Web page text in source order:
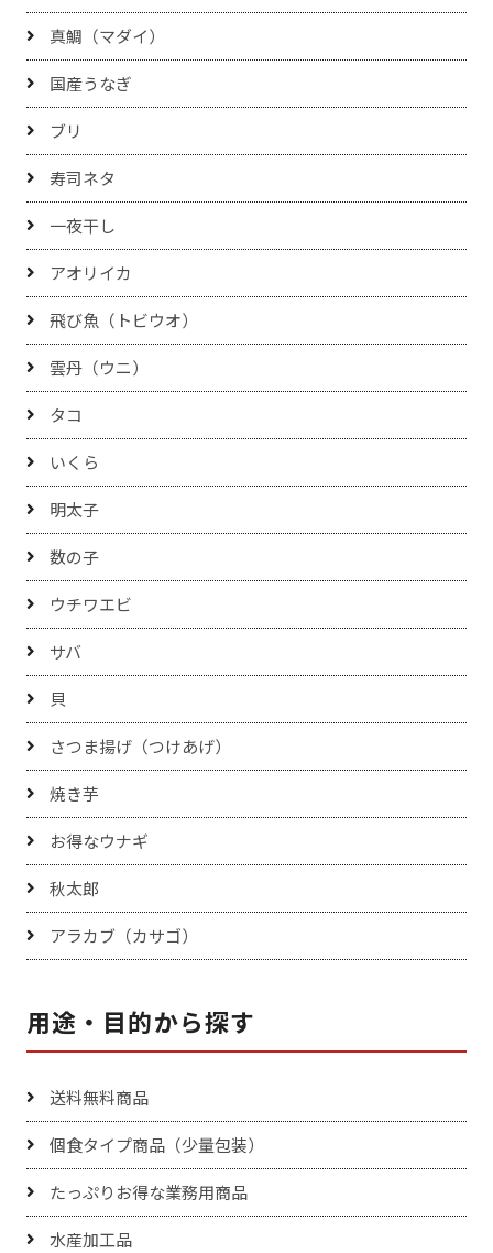
真鯛（マダイ）
国産うなぎ
ブリ
寿司ネタ
一夜干し
アオリイカ
飛び魚（トビウオ）
雲丹（ウニ）
タコ
いくら
明太子
数の子
ウチワエビ
サバ
貝
さつま揚げ（つけあげ）
焼き芋
お得なウナギ
秋太郎
アラカブ（カサゴ）
用途・目的から探す
送料無料商品
個食タイプ商品（少量包装）
たっぷりお得な業務用商品
水産加工品